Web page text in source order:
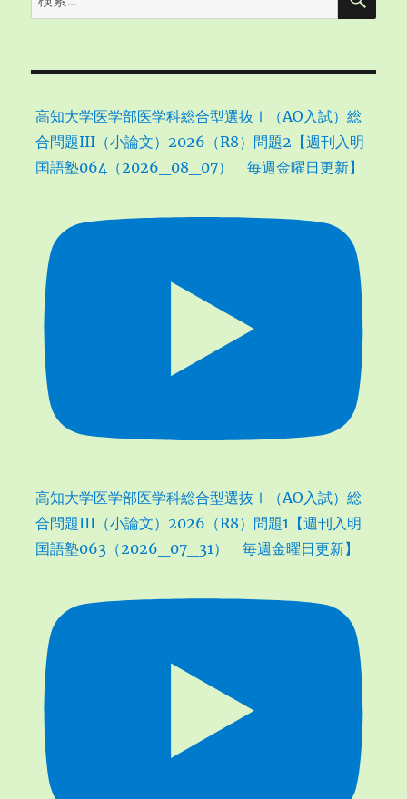
高
テ
ッ
SC-
今
索:
高知大学医学部医学科総合型選抜Ⅰ（AO入試）総
合問題III（小論文）2026（R8）問題2【週刊入明
国語塾064（2026_08_07） 毎週金曜日更新】
高知大学医学部医学科総合型選抜Ⅰ（AO入試）総
合問題III（小論文）2026（R8）問題1【週刊入明
国語塾063（2026_07_31） 毎週金曜日更新】